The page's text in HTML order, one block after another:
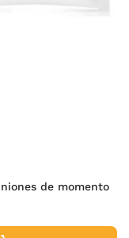
de momento